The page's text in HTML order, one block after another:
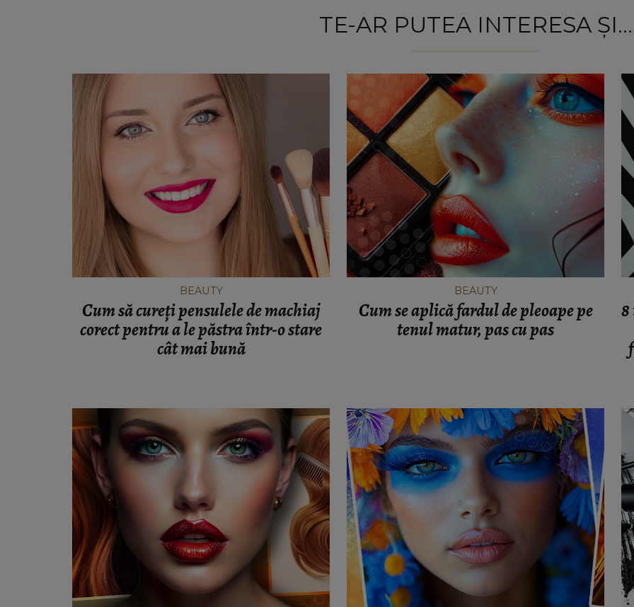
TE-AR PUTEA INTERESA ȘI...
BEAUTY
Cum să cureți pensulele de machiaj
corect pentru a le păstra într-o stare
cât mai bună
BEAUTY
Cum se aplică fardul de pleoape pe
tenul matur, pas cu pas
8